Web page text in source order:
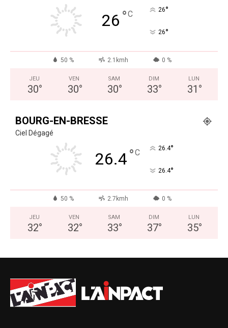
26 °C 26°
26°
50 % 2.1kmh 0 %
JEU
30°
VEN
30°
SAM
30°
DIM
33°
LUN
31 °
BOURG-EN-BRESSE
Ciel Dégagé
26.4°C 26.4°
26.4°
50 % 2.7kmh 0 %
JEU
32°
VEN
32°
SAM
33°
DIM
37°
LUN
35°